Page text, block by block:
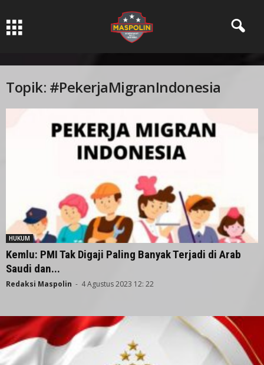
Topik: #PekerjaMigranIndonesia
HUKUM
Kemlu: PMI Tak Digaji Paling Banyak Terjadi di Arab
Saudi dan...
Redaksi Maspolin - 4 Agustus 2023 12: 22